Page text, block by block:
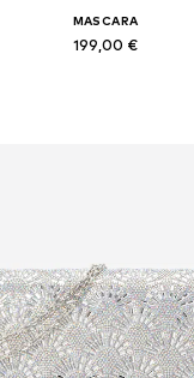
MASCARA
199,00 €